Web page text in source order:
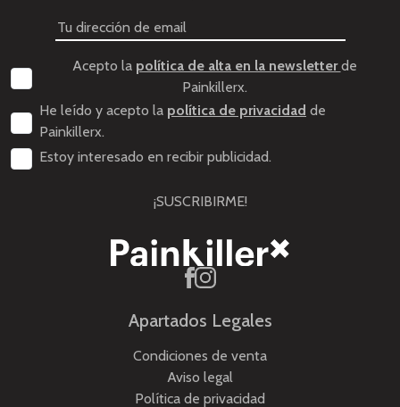
Acepto la política de alta en la newsletterde
Painkillerx.
He leído y acepto la política de privacidad de
Painkillerx.
Estoy interesado en recibir publicidad.
¡SUSCRIBIRME!
Apartados Legales
Condiciones de venta
Aviso legal
Política de privacidad